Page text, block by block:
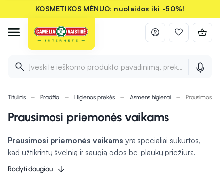
KOSMETIKOS MĖNUO: nuolaidos iki -50%!
Įveskite ieškomo produkto pavadinimą, prekės ženklą ir
Titulinis Pradžia Higienos prekės Asmens higienai Prausimosi
Prausimosi priemonės vaikams
Prausimosi priemonės vaikams yra specialiai sukurtos,
kad užtikrintų švelnią ir saugią odos bei plaukų priežiūrą.
Ypač švelnūs
plaukų ir kūno prausikliai
kūdikių ir vaikų odą, nedirginant akių ir išlaikant odos
Rodyti daugiau